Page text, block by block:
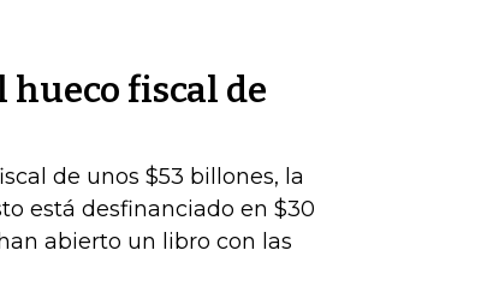
hueco fiscal de
de unos $53 billones, la
está desfinanciado en $30
abierto un libro con las